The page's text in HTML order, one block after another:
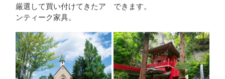
厳選して買い付けてきたア
ンティーク家具。
できます。